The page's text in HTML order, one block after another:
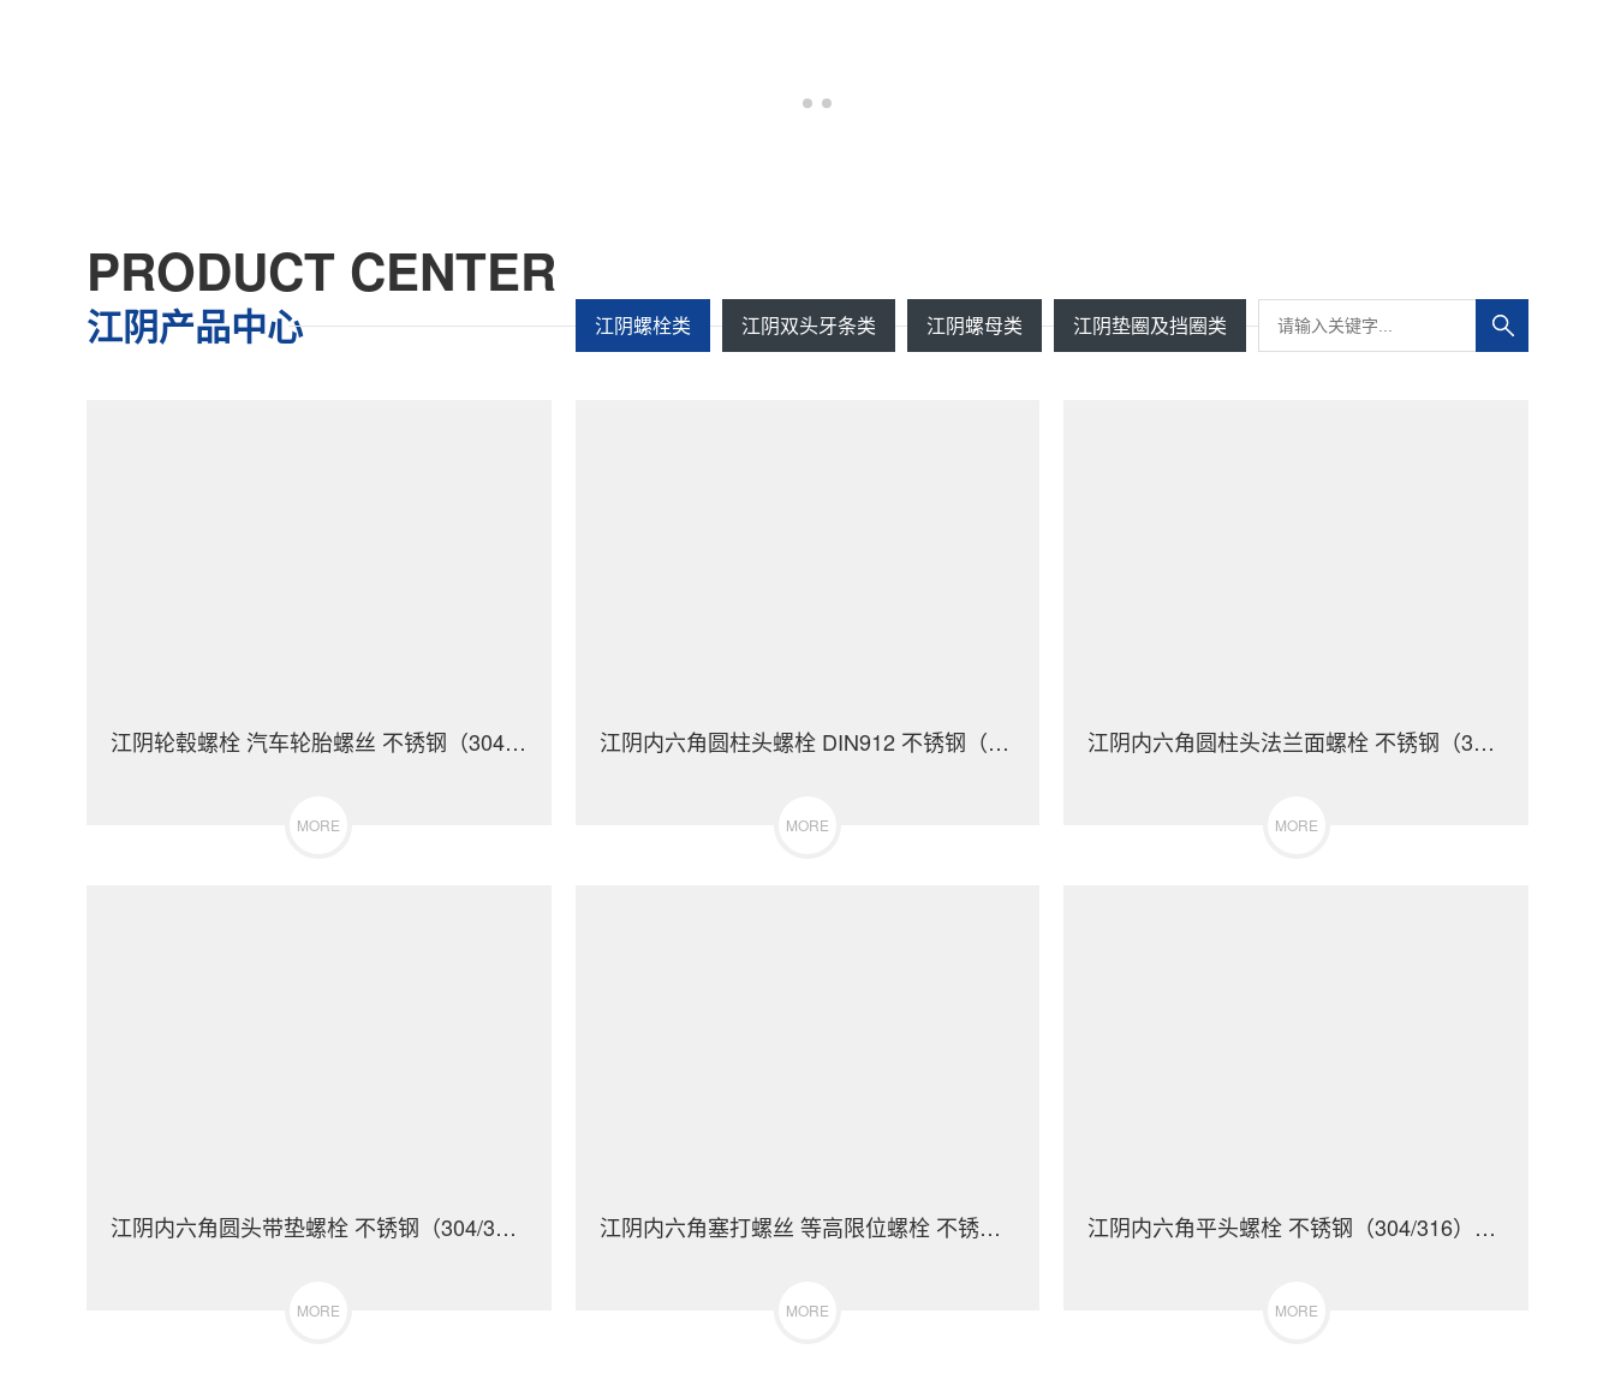
PRODUCT CENTER
江阴产品中心 江阴螺栓类 江阴双头牙条类 江阴螺母类 江阴垫圈及挡圈类
江阴轮毂螺栓 汽车轮胎螺丝 不锈钢（304/316）碳钢 合金钢
MORE
江阴内六角圆柱头螺栓 DIN912 不锈钢（304/316）碳钢 合金钢
MORE
江阴内六角圆柱头法兰面螺栓 不锈钢（304/316）碳钢 合金钢
MORE
江阴内六角圆头带垫螺栓 不锈钢（304/316）碳钢 合金钢
MORE
江阴内六角塞打螺丝 等高限位螺栓 不锈钢（304/316）碳钢 合金钢
MORE
江阴内六角平头螺栓 不锈钢（304/316）碳钢 合金钢
MORE